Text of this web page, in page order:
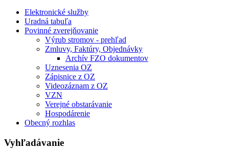
Elektronické služby
Uradná tabuľa
Povinné zverejňovanie
Výrub stromov - prehľad
Zmluvy, Faktúry, Objednávky
Archív FZO dokumentov
Uznesenia OZ
Zápisnice z OZ
Videozáznam z OZ
VZN
Verejné obstarávanie
Hospodárenie
Obecný rozhlas
Vyhľadávanie